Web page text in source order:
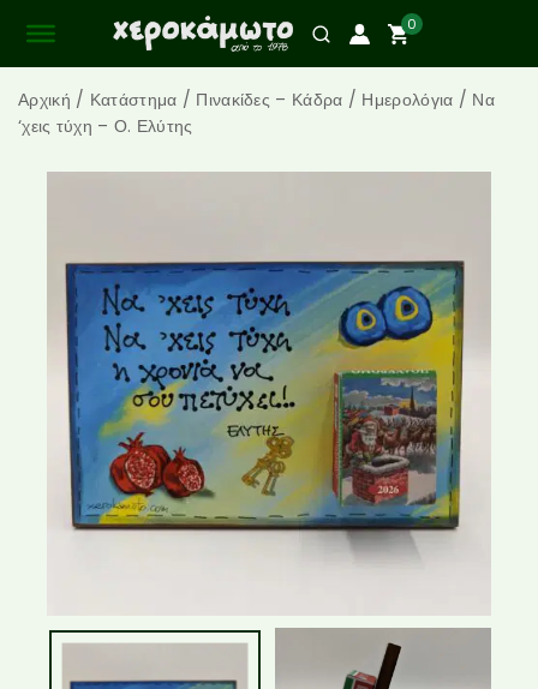
0
Αρχική / Κατάστημα / Πινακίδες – Κάδρα / Ημερολόγια / Να
‘χεις τύχη – Ο. Ελύτης